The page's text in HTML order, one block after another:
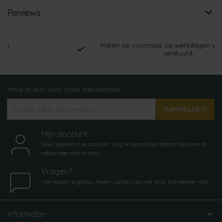
Reviews
Indien op voorraad, op werkdagen vóór
verstuurd.
Meld je aan voor onze nieuwsbrief!
AANMELDEN
Mijn account
Snel regelen in je account. Volg je bestelling, betaal facturen of
retourneer een artikel.
Vragen?
We helpen je graag. Neem contact op met onze klantenservice.
Informatie